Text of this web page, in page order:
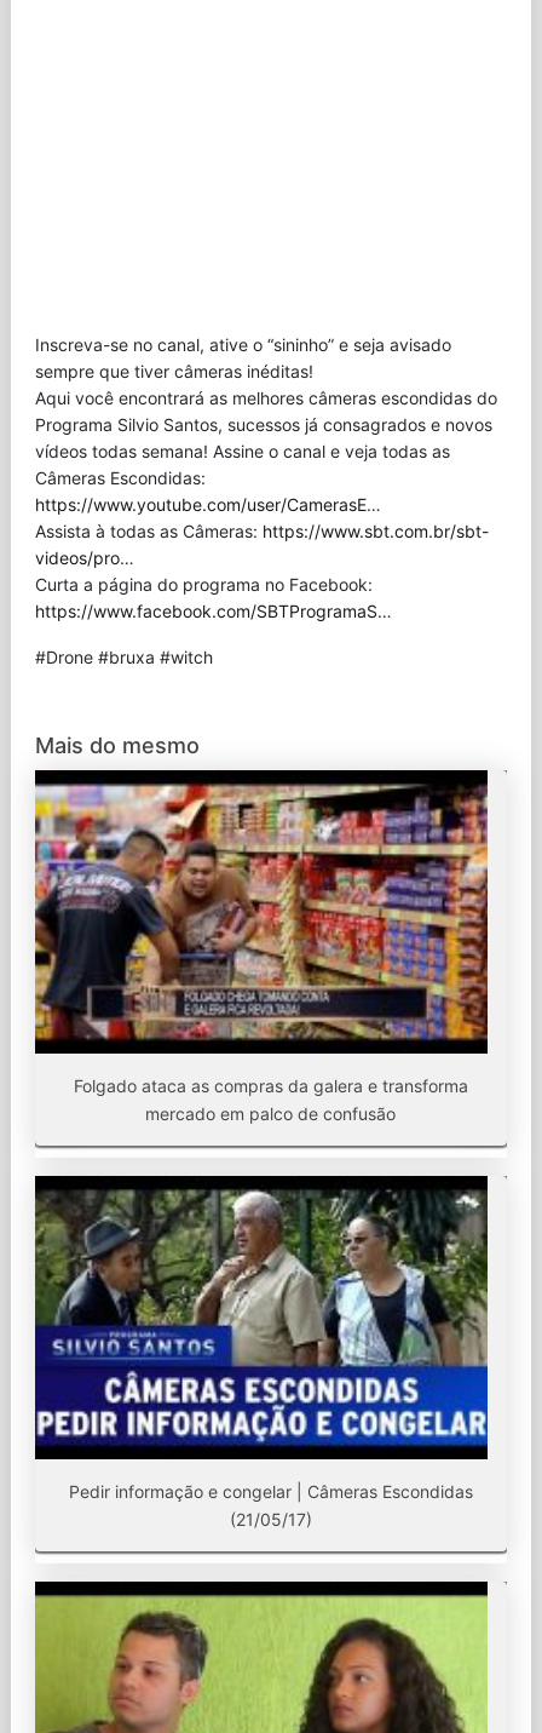
Inscreva-se no canal, ative o “sininho” e seja avisado
sempre que tiver câmeras inéditas!
Aqui você encontrará as melhores câmeras escondidas do
Programa Silvio Santos, sucessos já consagrados e novos
vídeos todas semana! Assine o canal e veja todas as
Câmeras Escondidas:
https://www.youtube.com/user/CamerasE…
Assista à todas as Câmeras: https://www.sbt.com.br/sbt-
videos/pro…
Curta a página do programa no Facebook:
https://www.facebook.com/SBTProgramaS…
#Drone #bruxa #witch
Mais do mesmo
Folgado ataca as compras da galera e transforma
mercado em palco de confusão
Pedir informação e congelar | Câmeras Escondidas
(21/05/17)